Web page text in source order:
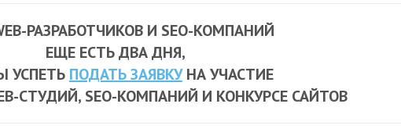
РАЗРАБОТЧИКОВ И SEO-КОМПАНИЙ
ЕЩЕ ЕСТЬ ДВА ДНЯ,
УСПЕТЬ ПОДАТЬ ЗАЯВКУНА УЧАСТИЕ
СТУДИЙ, SEO-КОМПАНИЙ И КОНКУРСЕ САЙТОВ